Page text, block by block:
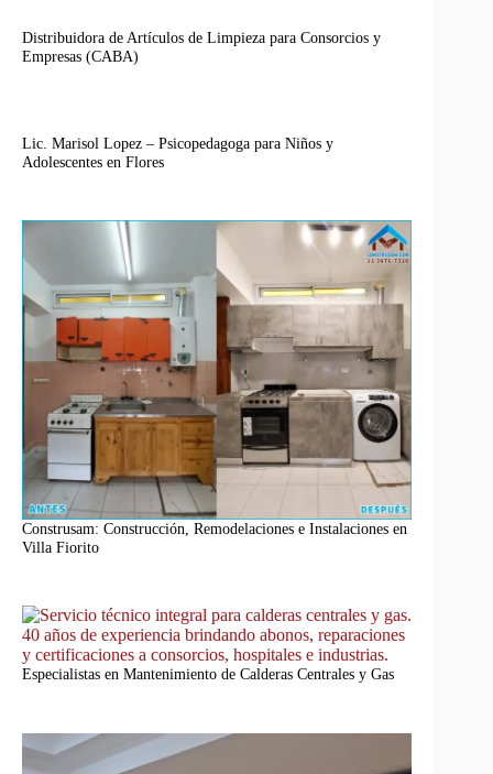
Distribuidora de Artículos de Limpieza para Consorcios y
Empresas (CABA)
Lic. Marisol Lopez – Psicopedagoga para Niños y
Adolescentes en Flores
Construsam: Construcción, Remodelaciones e Instalaciones en
Villa Fiorito
Especialistas en Mantenimiento de Calderas Centrales y Gas